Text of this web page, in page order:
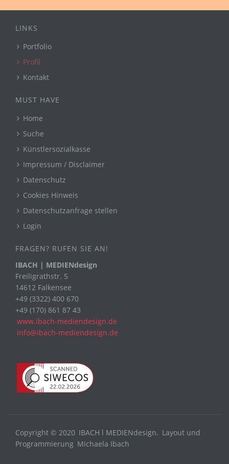
LINKS
Portfolio
Profil
Kontakt
MUST HAVE
Home
Suche
Künstlersozialkasse
Impressum / Disclaimer
Datenschutz
Cookies Hinweis
Datenschutzanfrage stellen
Login
FRAGEN? RUFEN SIE AN!
IBACH | MEDIENdesign
Freiligrathstr. 5
14612 Falkensee
+49 (3322) 400 670
+49 (170) 861 87 43
www.ibach-mediendesign.de
info@ibach-mediendesign.de
Copyright © 2020 IBACH l MEDIENdesign. Layout und
Programmierung Michaela Ibach